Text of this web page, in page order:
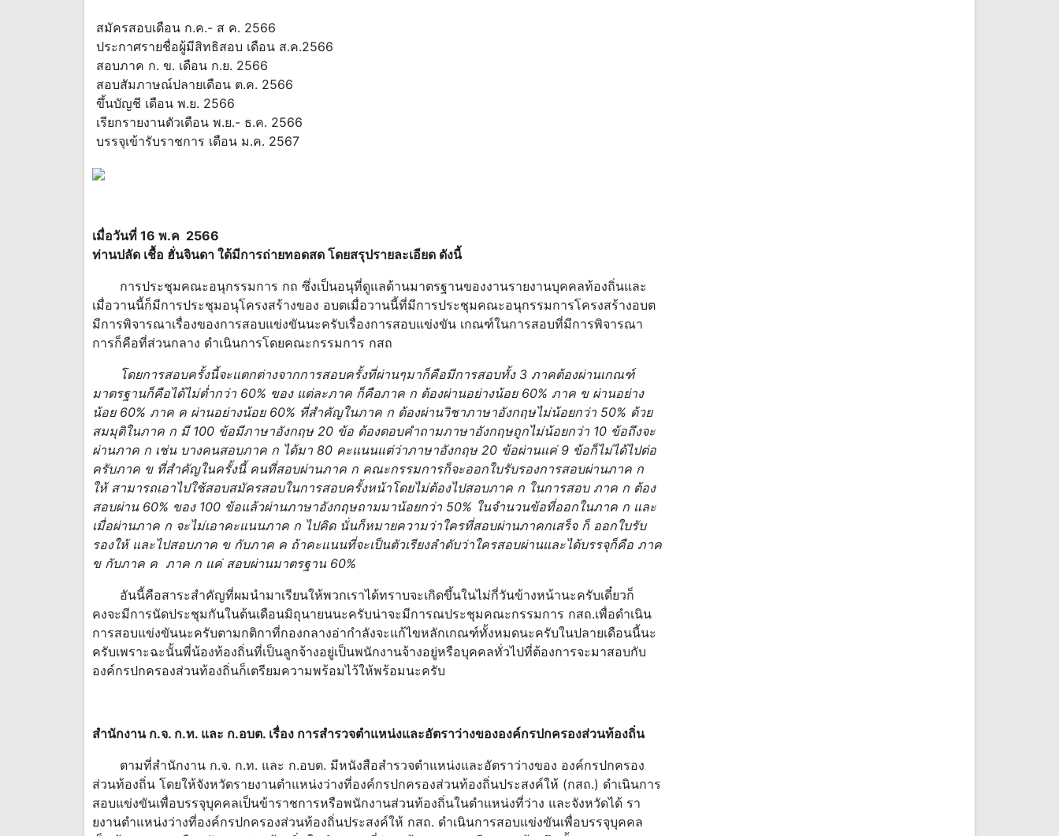
สมัครสอบเดือน ก.ค.- ส ค. 2566
ประกาศรายชื่อผู้มีสิทธิสอบ เดือน ส.ค.2566
สอบภาค ก. ข. เดือน ก.ย. 2566
สอบสัมภาษณ์ปลายเดือน ต.ค. 2566
ขึ้นบัญชี เดือน พ.ย. 2566
เรียกรายงานตัวเดือน พ.ย.- ธ.ค. 2566
บรรจุเข้ารับราชการ เดือน ม.ค. 2567
เมื่อวันที่ 16 พ.ค 2566
ท่านปลัด เชื้อ ฮั่นจินดา ใด้มีการถ่ายทอดสด โดยสรุปรายละเอียด ดังนี้
การประชุมคณะอนุกรรมการ กถ ซึ่งเป็นอนุที่ดูแลด้านมาตรฐานของงานรายงานบุคคลท้องถิ่นและ
เมื่อวานนี้ก็มีการประชุมอนุโครงสร้างของ อบตเมื่อวานนี้ที่มีการประชุมคณะอนุกรรมการโครงสร้างอบต
มีการพิจารณาเรื่องของการสอบแข่งขันนะครับเรื่องการสอบแข่งขัน เกณฑ์ในการสอบที่มีการพิจารณา
การก็คือที่ส่วนกลาง ดำเนินการโดยคณะกรรมการ กสถ
โดยการสอบครั้งนี้จะแตกต่างจากการสอบครั้งที่ผ่านๆมาก็คือมีการสอบทั้ง 3 ภาคต้องผ่านเกณฑ์
มาตรฐานก็คือได้ไม่ต่ำกว่า 60% ของ แต่ละภาค ก็คือภาค ก ต้องผ่านอย่างน้อย 60% ภาค ข ผ่านอย่าง
น้อย 60% ภาค ค ผ่านอย่างน้อย 60% ที่สำคัญในภาค ก ต้องผ่านวิชาภาษาอังกฤษไม่น้อยกว่า 50% ด้วย
สมมุติในภาค ก มี 100 ข้อมีภาษาอังกฤษ 20 ข้อ ต้องตอบคำถามภาษาอังกฤษถูกไม่น้อยกว่า 10 ข้อถึงจะ
ผ่านภาค ก เช่น บางคนสอบภาค ก ได้มา 80 คะแนนแต่ว่าภาษาอังกฤษ 20 ข้อผ่านแค่ 9 ข้อก็ไม่ได้ไปต่อ
ครับภาค ข ที่สำคัญในครั้งนี้ คนที่สอบผ่านภาค ก คณะกรรมการก็จะออกใบรับรองการสอบผ่านภาค ก
ให้ สามารถเอาไปใช้สอบสมัครสอบในการสอบครั้งหน้าโดยไม่ต้องไปสอบภาค ก ในการสอบ ภาค ก ต้อง
สอบผ่าน 60% ของ 100 ข้อแล้วผ่านภาษาอังกฤษถามมาน้อยกว่า 50% ในจำนวนข้อที่ออกในภาค ก และ
เมื่อผ่านภาค ก จะไม่เอาคะแนนภาค ก ไปคิด นั่นก็หมายความว่าใครที่สอบผ่านภาคกเสร็จ ก็ ออกใบรับ
รองให้ และไปสอบภาค ข กับภาค ค ถ้าคะแนนที่จะเป็นตัวเรียงลำดับว่าใครสอบผ่านและได้บรรจุก็คือ ภาค
ข กับภาค ค ภาค ก แค่ สอบผ่านมาตรฐาน 60%
อันนี้คือสาระสำคัญที่ผมนำมาเรียนให้พวกเราได้ทราบจะเกิดขึ้นในไม่กี่วันข้างหน้านะครับเดี๋ยวก็
คงจะมีการนัดประชุมกันในต้นเดือนมิถุนายนนะครับน่าจะมีการณประชุมคณะกรรมการ กสถ.เพื่อดำเนิน
การสอบแข่งขันนะครับตามกติกาที่กองกลางอ่ากำลังจะแก้ไขหลักเกณฑ์ทั้งหมดนะครับในปลายเดือนนี้นะ
ครับเพราะฉะนั้นพี่น้องท้องถิ่นที่เป็นลูกจ้างอยู่เป็นพนักงานจ้างอยู่หรือบุคคลทั่วไปที่ต้องการจะมาสอบกับ
องค์กรปกครองส่วนท้องถิ่นก็เตรียมความพร้อมไว้ให้พร้อมนะครับ
สํานักงาน ก.จ. ก.ท. และ ก.อบต. เรื่อง การสํารวจตําแหน่งและอัตราว่างขององค์กรปกครองส่วนท้องถิ่น
ตามที่สํานักงาน ก.จ. ก.ท. และ ก.อบต. มีหนังสือสํารวจตําแหน่งและอัตราว่างของ องค์กรปกครอง
ส่วนท้องถิ่น โดยให้จังหวัดรายงานตําแหน่งว่างที่องค์กรปกครองส่วนท้องถิ่นประสงค์ให้ (กสถ.) ดําเนินการ
สอบแข่งขันเพื่อบรรจุบุคคลเป็นข้าราชการหรือพนักงานส่วนท้องถิ่นในตําแหน่งที่ว่าง และจังหวัดได้ รา
ยงานตําแหน่งว่างที่องค์กรปกครองส่วนท้องถิ่นประสงค์ให้ กสถ. ดําเนินการสอบแข่งขันเพื่อบรรจุบุคคล